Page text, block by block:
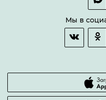
Гарантии качества
Часто задаваемые вопросы
Мы в